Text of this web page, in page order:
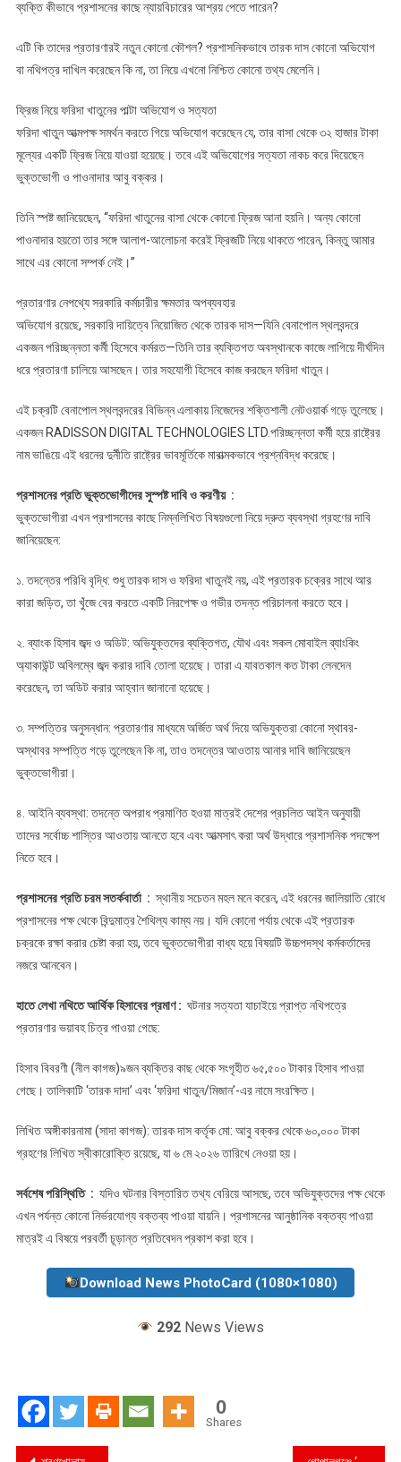
ব্যক্তি কীভাবে প্রশাসনের কাছে ন্যায়বিচারের আশ্রয় পেতে পারেন?
এটি কি তাদের প্রতারণারই নতুন কোনো কৌশল? প্রশাসনিকভাবে তারক দাস কোনো অভিযোগ
বা নথিপত্র দাখিল করেছেন কি না, তা নিয়ে এখনো নিশ্চিত কোনো তথ্য মেলেনি।
ফ্রিজ নিয়ে ফরিদা খাতুনের পাল্টা অভিযোগ ও সত্যতা
ফরিদা খাতুন আত্মপক্ষ সমর্থন করতে গিয়ে অভিযোগ করেছেন যে, তার বাসা থেকে ৩২ হাজার টাকা
মূল্যের একটি ফ্রিজ নিয়ে যাওয়া হয়েছে। তবে এই অভিযোগের সত্যতা নাকচ করে দিয়েছেন
ভুক্তভোগী ও পাওনাদার আবু বক্কর।
তিনি স্পষ্ট জানিয়েছেন, “ফরিদা খাতুনের বাসা থেকে কোনো ফ্রিজ আনা হয়নি। অন্য কোনো
পাওনাদার হয়তো তার সঙ্গে আলাপ-আলোচনা করেই ফ্রিজটি নিয়ে থাকতে পারেন, কিন্তু আমার
সাথে এর কোনো সম্পর্ক নেই।”
প্রতারণার নেপথ্যে সরকারি কর্মচারীর ক্ষমতার অপব্যবহার
অভিযোগ রয়েছে, সরকারি দায়িত্বে নিয়োজিত থেকে তারক দাস—যিনি বেনাপোল স্থলবন্দরে
একজন পরিচ্ছন্নতা কর্মী হিসেবে কর্মরত—তিনি তার ব্যক্তিগত অবস্থানকে কাজে লাগিয়ে দীর্ঘদিন
ধরে প্রতারণা চালিয়ে আসছেন। তার সহযোগী হিসেবে কাজ করছেন ফরিদা খাতুন।
এই চক্রটি বেনাপোল স্থলবন্দরের বিভিন্ন এলাকায় নিজেদের শক্তিশালী নেটওয়ার্ক গড়ে তুলেছে।
একজন RADISSON DIGITAL TECHNOLOGIES LTD.পরিচ্ছন্নতা কর্মী হয়ে রাষ্ট্রের
নাম ভাঙিয়ে এই ধরনের দুর্নীতি রাষ্ট্রের ভাবমূর্তিকে মারাত্মকভাবে প্রশ্নবিদ্ধ করেছে।
প্রশাসনের প্রতি ভুক্তভোগীদের সুস্পষ্ট দাবি ও করণীয় :
ভুক্তভোগীরা এখন প্রশাসনের কাছে নিম্নলিখিত বিষয়গুলো নিয়ে দ্রুত ব্যবস্থা গ্রহণের দাবি
জানিয়েছেন:
১. তদন্তের পরিধি বৃদ্ধি: শুধু তারক দাস ও ফরিদা খাতুনই নয়, এই প্রতারক চক্রের সাথে আর
কারা জড়িত, তা খুঁজে বের করতে একটি নিরপেক্ষ ও গভীর তদন্ত পরিচালনা করতে হবে।
২. ব্যাংক হিসাব জব্দ ও অডিট: অভিযুক্তদের ব্যক্তিগত, যৌথ এবং সকল মোবাইল ব্যাংকিং
অ্যাকাউন্ট অবিলম্বে জব্দ করার দাবি তোলা হয়েছে। তারা এ যাবতকাল কত টাকা লেনদেন
করেছেন, তা অডিট করার আহ্বান জানানো হয়েছে।
৩. সম্পত্তির অনুসন্ধান: প্রতারণার মাধ্যমে অর্জিত অর্থ দিয়ে অভিযুক্তরা কোনো স্থাবর-
অস্থাবর সম্পত্তি গড়ে তুলেছেন কি না, তাও তদন্তের আওতায় আনার দাবি জানিয়েছেন
ভুক্তভোগীরা।
৪. আইনি ব্যবস্থা: তদন্তে অপরাধ প্রমাণিত হওয়া মাত্রই দেশের প্রচলিত আইন অনুযায়ী
তাদের সর্বোচ্চ শাস্তির আওতায় আনতে হবে এবং আত্মসাৎ করা অর্থ উদ্ধারে প্রশাসনিক পদক্ষেপ
নিতে হবে।
প্রশাসনের প্রতি চরম সতর্কবার্তা :স্থানীয় সচেতন মহল মনে করেন, এই ধরনের জালিয়াতি রোধে
প্রশাসনের পক্ষ থেকে বিন্দুমাত্র শৈথিল্য কাম্য নয়। যদি কোনো পর্যায় থেকে এই প্রতারক
চক্রকে রক্ষা করার চেষ্টা করা হয়, তবে ভুক্তভোগীরা বাধ্য হয়ে বিষয়টি উচ্চপদস্থ কর্মকর্তাদের
নজরে আনবেন।
হাতে লেখা নথিতে আর্থিক হিসাবের প্রমাণ : ঘটনার সত্যতা যাচাইয়ে প্রাপ্ত নথিপত্রে
প্রতারণার ভয়াবহ চিত্র পাওয়া গেছে:
হিসাব বিবরণী (নীল কাগজ)৯জন ব্যক্তির কাছ থেকে সংগৃহীত ৬৫,৫০০ টাকার হিসাব পাওয়া
গেছে। তালিকাটি ‘তারক দাদা’ এবং ‘ফরিদা খাতুন/মিজান’-এর নামে সংরক্ষিত।
লিখিত অঙ্গীকারনামা (সাদা কাগজ): তারক দাস কর্তৃক মো: আবু বক্কর থেকে ৬০,০০০ টাকা
গ্রহণের লিখিত স্বীকারোক্তি রয়েছে, যা ৬ মে ২০২৬ তারিখে নেওয়া হয়।
সর্বশেষ পরিস্থিতি : যদিও ঘটনার বিস্তারিত তথ্য বেরিয়ে আসছে, তবে অভিযুক্তদের পক্ষ থেকে
এখন পর্যন্ত কোনো নির্ভরযোগ্য বক্তব্য পাওয়া যায়নি। প্রশাসনের আনুষ্ঠানিক বক্তব্য পাওয়া
মাত্রই এ বিষয়ে পরবর্তী চূড়ান্ত প্রতিবেদন প্রকাশ করা হবে।
Download News PhotoCard (1080×1080)
292 News Views
0
Shares